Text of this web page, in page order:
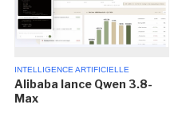
INTELLIGENCE ARTIFICIELLE
Alibaba lance Qwen 3.8-
Max